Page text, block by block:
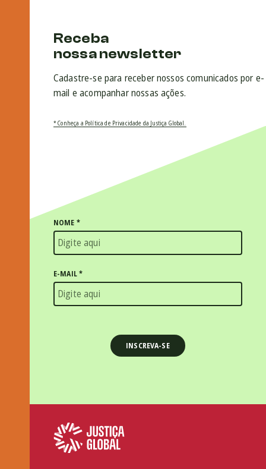
Receba
nossa newsletter
Cadastre-se para receber nossos comunicados por e-
mail e acompanhar nossas ações.
* Conheça a Política de Privacidade da Justiça Global.
NOME *
E-MAIL*